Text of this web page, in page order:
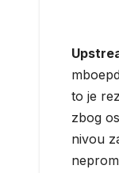
to je
zbog
nivou